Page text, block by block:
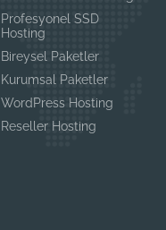
Profesyonel SSD
Hosting
Bireysel Paketler
Kurumsal Paketler
WordPress Hosting
Reseller Hosting